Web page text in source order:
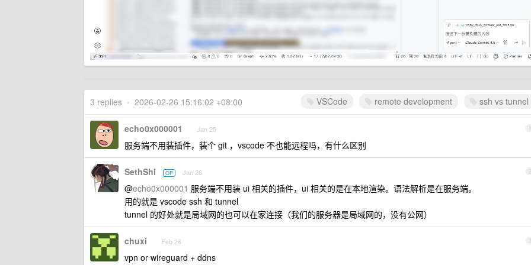
VSCode remote development ssh vs tunnel
3 replies • 2026-02-26 15:16:02 +08:00
1
echo0x000001 Jan 25
服务端不用装插件，装个 git ，vscode 不也能远程吗，有什么区别
2
SethShi OP Jan 26
@echo0x000001 服务端不用装 ui 相关的插件，ui 相关的是在本地渲染。语法解析是在服务端。
用的就是 vscode ssh 和 tunnel
tunnel 的好处就是局域网的也可以在家连接（我们的服务器是局域网的，没有公网）
3
chuxi Feb 26
vpn or wireguard + ddns